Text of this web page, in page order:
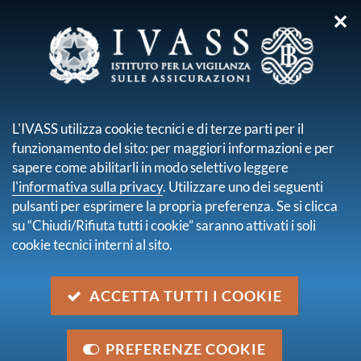
sei qui: Home Media Avvisi
pagina 1 di 31
Novembre Edufin: al via i lavori della nona
edizione del mese dell'educazione finanziaria
Categoria:Eventi
28 luglio 2026
Il Fondo monetario internazionale conclude la sua
Financial Sector Assessment Program)
Categoria: Altro
Comunicazione al mercato: resilienza operativa
✕
L'IVASS utilizza cookie tecnici e di terze parti per il
funzionamento del sito: per maggiori informazioni e per
sapere come abilitarli in modo selettivo leggere
l'informativa sulla privacy. Utilizzare uno dei seguenti
pulsanti per esprimere la propria preferenza. Se si clicca
su “Chiudi/Rifiuta tutti i cookie” saranno attivati i soli
cookie tecnici interni al sito.
ACCETTA TUTTI I COOKIE
PREFERENZE COOKIE